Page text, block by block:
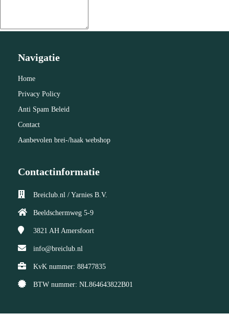
Navigatie
Home
Privacy Policy
Anti Spam Beleid
Contact
Aanbevolen brei-/haak webshop
Contactinformatie
Breiclub.nl / Yarnies B.V.
Beeldschermweg 5-9
3821 AH Amersfoort
info@breiclub.nl
KvK nummer: 88477835
BTW nummer: NL864643822B01